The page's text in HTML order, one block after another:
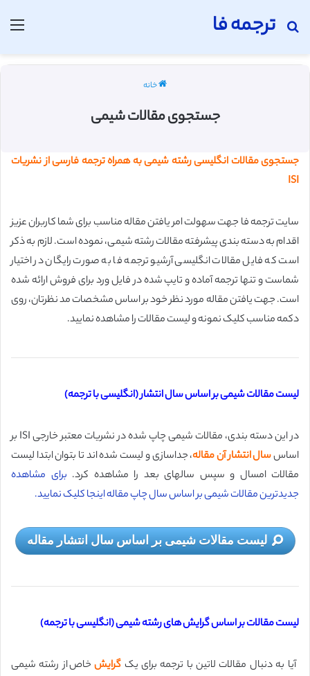
ترجمه فا
جستجو برای
خانه
جستجوی مقالات شیمی
جستجوی مقالات انگلیسی رشته شیمی به همراه ترجمه فارسی از نشریات
ISI
سایت ترجمه فا جهت سهولت امر یافتن مقاله مناسب برای شما کاربران عزیز
اقدام به دسته بندی پیشرفته مقالات رشته شیمی، نموده است. لازم به ذکر
است که فایل مقالات انگلیسی آرشیو ترجمه فا به صورت رایگان در اختیار
شماست و تنها ترجمه آماده و تایپ شده در فایل ورد برای فروش ارائه شده
است.جهت یافتن مقاله مورد نظر خود بر اساس مشخصات مد نظرتان، روی
دکمه مناسب کلیک نمونه و لیست مقالات را مشاهده نمایید.
لیست مقالات شیمی بر اساس سال انتشار (انگلیسی با ترجمه)
در این دسته بندی، مقالات شیمی چاپ شده در نشریات معتبر خارجی ISI بر
اساسسال انتشار آن مقاله، جداسازی و لیست شده اند تا بتوان ابتدا لیست
مقالات امسال و سپس سالهای بعد را مشاهده کرد. برای مشاهده
جدیدترین مقالات شیمی بر اساس سال چاپ مقاله اینجا کلیک نمایید.
لیست مقالات شیمی بر اساس سال انتشار مقاله
لیست مقالات بر اساس گرایش های رشته شیمی (انگلیسی با ترجمه)
آیا به دنبال مقالات لاتین با ترجمه برای یک گرایش خاص از رشته شیمی